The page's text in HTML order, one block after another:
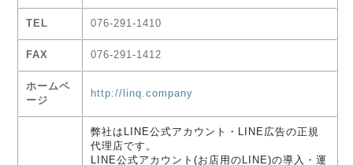
TEL 076-291-1410
FAX 076-291-1412
ホームペ
ージ
http://linq.company
弊社はLINE公式アカウント・LINE広告の正規
代理店です。
LINE公式アカウント(お店用のLINE)の導入・運